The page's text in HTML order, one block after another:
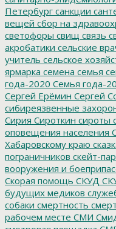
Петербург санкции
вещей сбор на
светофоры свищ связь
акробатики сельские
учитель сельское
ярмарка семена семья
года-2020 Семья года-
Сергей Ерёмин Сергей
сибиреязвенные
Сирия Сироткин сироты
оповещения населения
Хабаровскому краю
пограничников скейт-
вооружения и
Скорая помощь СКУД
будущих медиков
собаки смертность
рабочем месте СМИ